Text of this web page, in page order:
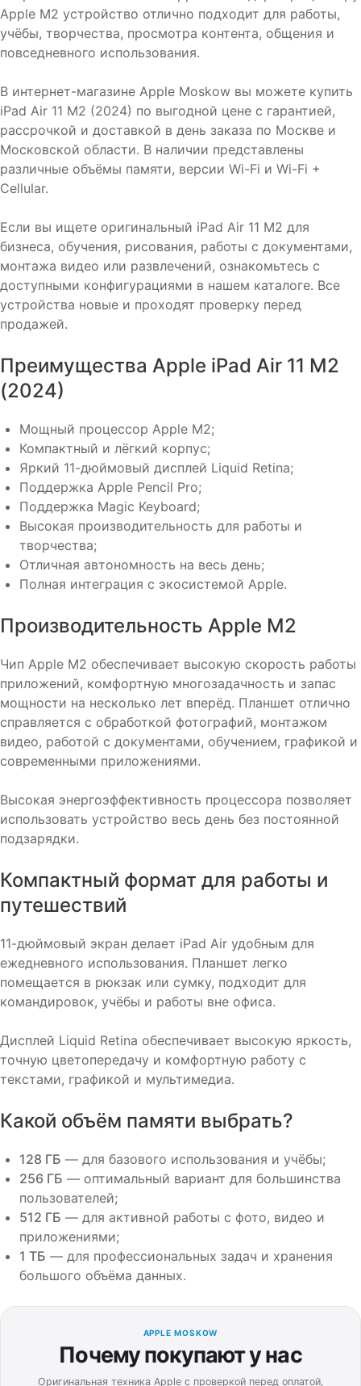
Apple M2 устройство отлично подходит для работы,
учёбы, творчества, просмотра контента, общения и
повседневного использования.
В интернет-магазине Apple Moskow вы можете купить
iPad Air 11 M2 (2024) по выгодной цене с гарантией,
рассрочкой и доставкой в день заказа по Москве и
Московской области. В наличии представлены
различные объёмы памяти, версии Wi-Fi и Wi-Fi +
Cellular.
Если вы ищете оригинальный iPad Air 11 M2 для
бизнеса, обучения, рисования, работы с документами,
монтажа видео или развлечений, ознакомьтесь с
доступными конфигурациями в нашем каталоге. Все
устройства новые и проходят проверку перед
продажей.
Преимущества Apple iPad Air 11 M2
(2024)
Мощный процессор Apple M2;
Компактный и лёгкий корпус;
Яркий 11-дюймовый дисплей Liquid Retina;
Поддержка Apple Pencil Pro;
Поддержка Magic Keyboard;
Высокая производительность для работы и
творчества;
Отличная автономность на весь день;
Полная интеграция с экосистемой Apple.
Производительность Apple M2
Чип Apple M2 обеспечивает высокую скорость работы
приложений, комфортную многозадачность и запас
мощности на несколько лет вперёд. Планшет отлично
справляется с обработкой фотографий, монтажом
видео, работой с документами, обучением, графикой и
современными приложениями.
Высокая энергоэффективность процессора позволяет
использовать устройство весь день без постоянной
подзарядки.
Компактный формат для работы и
путешествий
11-дюймовый экран делает iPad Air удобным для
ежедневного использования. Планшет легко
помещается в рюкзак или сумку, подходит для
командировок, учёбы и работы вне офиса.
Дисплей Liquid Retina обеспечивает высокую яркость,
точную цветопередачу и комфортную работу с
текстами, графикой и мультимедиа.
Какой объём памяти выбрать?
128 ГБ — для базового использования и учёбы;
256 ГБ — оптимальный вариант для большинства
пользователей;
512 ГБ — для активной работы с фото, видео и
приложениями;
1 ТБ — для профессиональных задач и хранения
большого объёма данных.
APPLE MOSKOW
Почему покупают у нас
Оригинальная техника Apple с проверкой перед оплатой,